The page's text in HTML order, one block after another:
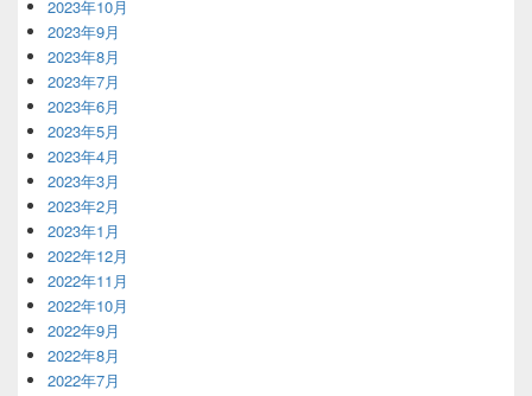
2023年10月
2023年9月
2023年8月
2023年7月
2023年6月
2023年5月
2023年4月
2023年3月
2023年2月
2023年1月
2022年12月
2022年11月
2022年10月
2022年9月
2022年8月
2022年7月